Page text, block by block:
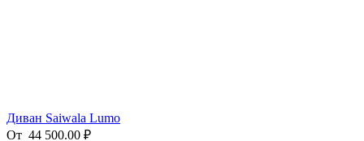
Диван Saiwala Lumo
От 44 500.00 ₽